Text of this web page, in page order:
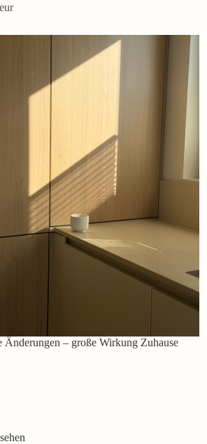
Änderungen – große Wirkung Zuhause